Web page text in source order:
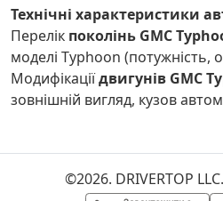
Технічні характеристики
Перелік поколінь GMC
моделі Typhoon (потужність,
Модифікаціїдвигунів GMC
зовнішній вигляд, кузов
©2026. DRIVERTOP